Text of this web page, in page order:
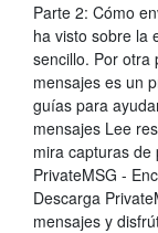
Parte 2: Cómo
ha visto sobre la
sencillo. Por otra
mensajes es un
guías para
mensajes ‎Lee
mira capturas
PrivateMSG -
Descarga
mensajes y